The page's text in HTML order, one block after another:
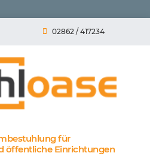
02862 / 417234
für
öffentliche Einrichtungen